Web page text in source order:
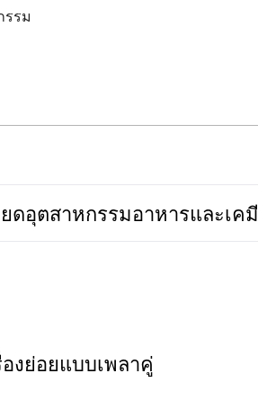
รรม
ดอุตสาหกรรมอาหารและเคมี
องย่อยแบบเพลาคู่